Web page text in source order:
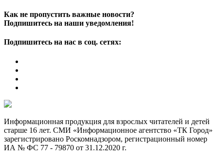
Как не пропустить важные новости?
Подпишитесь на наши уведомления!
Подпишитесь на нас в соц. сетях:
Информационная продукция для взрослых читателей и детей
старше 16 лет. СМИ «Информационное агентство «ТК Город»
зарегистрировано Роскомнадзором, регистрационный номер
ИА № ФС 77 - 79870 от 31.12.2020 г.